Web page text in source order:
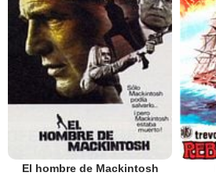
El hombre de Mackintosh